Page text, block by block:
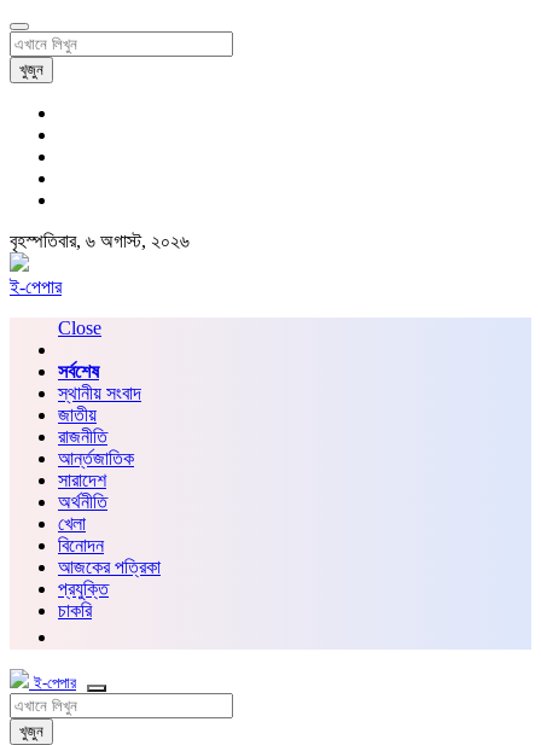
খুজুন
বৃহস্পতিবার, ৬ অগাস্ট, ২০২৬
ই-পেপার
Close
সর্বশেষ
স্থানীয় সংবাদ
জাতীয়
রাজনীতি
আর্ন্তজাতিক
সারাদেশ
অর্থনীতি
খেলা
বিনোদন
আজকের পত্রিকা
প্রযুক্তি
চাকরি
ই-পেপার
খুজুন